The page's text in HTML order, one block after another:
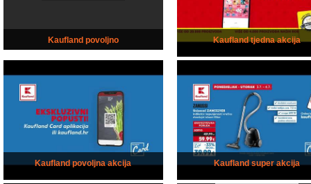
Kaufland povoljno Kaufland tjedna akcija
Kaufland povoljna akcija Kaufland super akcija